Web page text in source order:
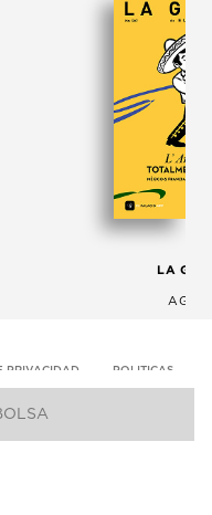
LA
PRIVACIDAD POLITICAS